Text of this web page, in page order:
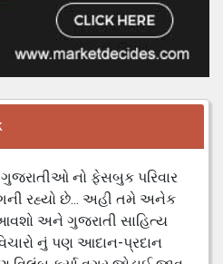
ગુજરાતીઓ નો ફેસબુક પરિવાર
રહ્યો છે... અહી તમે અનેક
અને ગુજરાતી સાહિત્ય
નું પણ આદાન-પ્રદાન